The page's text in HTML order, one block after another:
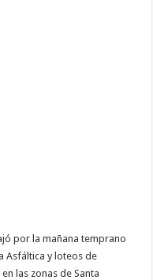
por la mañana temprano
Asfáltica y loteos de
las zonas de Santa